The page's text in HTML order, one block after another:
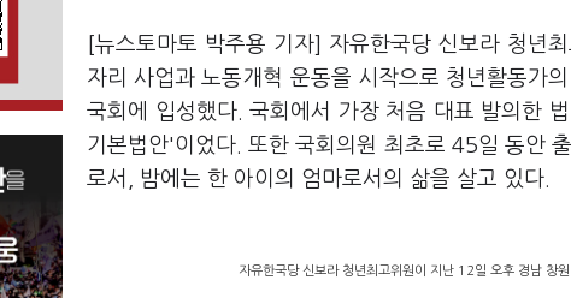
[뉴스토마토 박주용 기자] 자유한국당 신보라 청년
자리 사업과 노동개혁 운동을 시작으로 청년활동가
국회에 입성했다. 국회에서 가장 처음 대표 발의한
기본법안'이었다. 또한 국회의원 최초로 45일 동안
로서, 밤에는 한 아이의 엄마로서의 삶을 살고 있다.
자유한국당 신보라 청년최고위원이 지난 12일 오후 경남 창